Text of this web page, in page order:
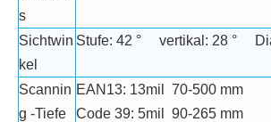
s
Sichtwin
kel
Stufe: 42 ° vertikal: 28 °
Scannin
g -Tiefe
EAN13: 13mil 70-500 mm
Code 39: 5mil 90-265 mm